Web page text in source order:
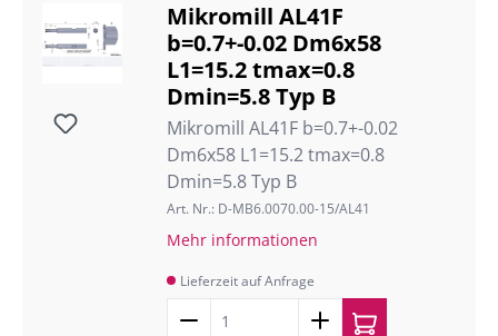
Mikromill AL41F
b=0.7+-0.02 Dm6x58
L1=15.2 tmax=0.8
Dmin=5.8 Typ B
Mikromill AL41F b=0.7+-0.02
Dm6x58 L1=15.2 tmax=0.8
Dmin=5.8 Typ B
Art. Nr.: D-MB6.0070.00-15/AL41
Mehr informationen
Lieferzeit auf Anfrage